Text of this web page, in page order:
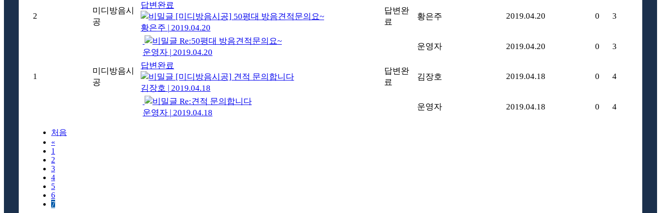
2
미디방음시
공
답변완료
[미디방음시공] 50평대 방음견적문의요~
황은주 | 2019.04.20
답변완
료
황은주 2019.04.20 0 3
Re:50평대 방음견적문의요~
운영자 | 2019.04.20
운영자 2019.04.20 0 3
1
미디방음시
공
답변완료
[미디방음시공] 견적 문의합니다
김장호 | 2019.04.18
답변완
료
김장호 2019.04.18 0 4
Re:견적 문의합니다
운영자 | 2019.04.18
운영자 2019.04.18 0 4
처음
«
1
2
3
4
5
6
7